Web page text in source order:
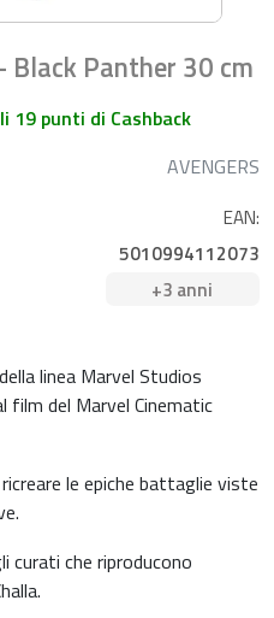
Black Panther 30 cm
19 punti di Cashback
AVENGERS
EAN:
5010994112073
+3 anni
linea Marvel Studios
film del Marvel Cinematic
le epiche battaglie viste
curati che riproducono